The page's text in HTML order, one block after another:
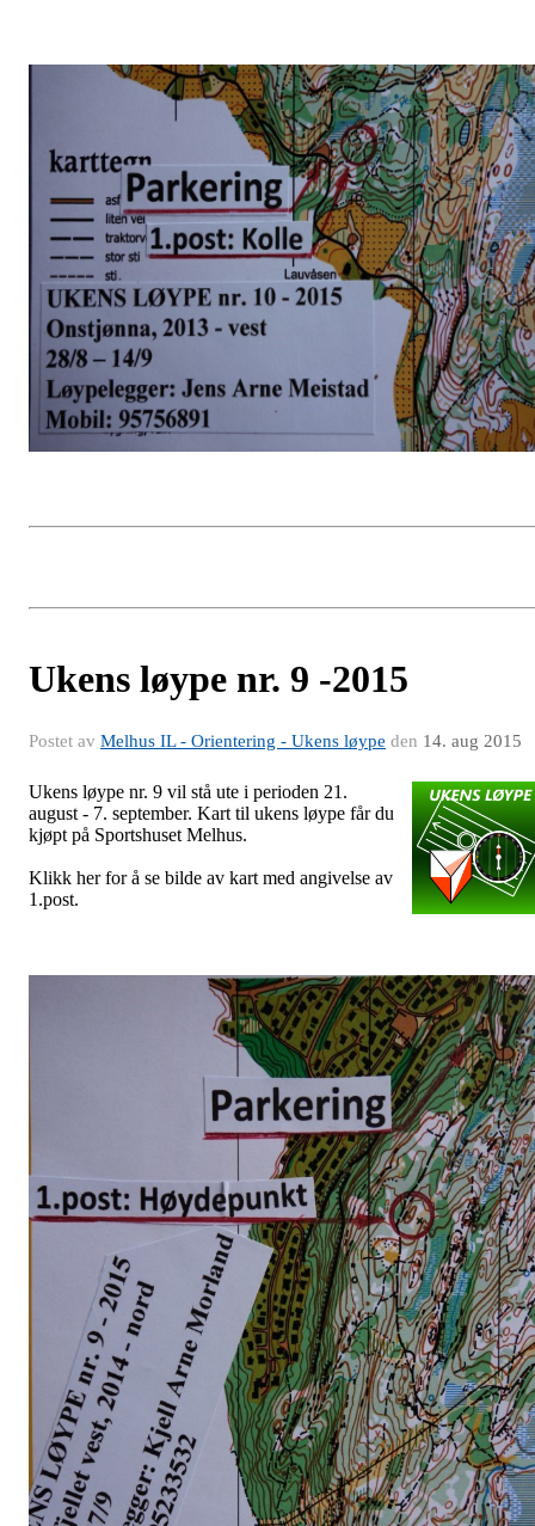
Ukens løype nr. 9 -2015
Postet av Melhus IL - Orientering - Ukens løype den 14. aug 2015
Ukens løype nr. 9 vil stå ute i perioden 21.
august - 7. september. Kart til ukens løype får du
kjøpt på Sportshuset Melhus.
Klikk her for å se bilde av kart med angivelse av
1.post.